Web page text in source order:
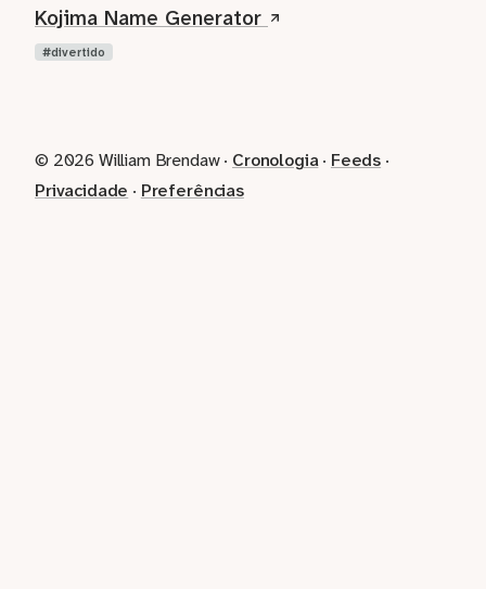
Kojima Name Generator
divertido
© 2026 William Brendaw · Cronologia· Feeds ·
Privacidade · Preferências